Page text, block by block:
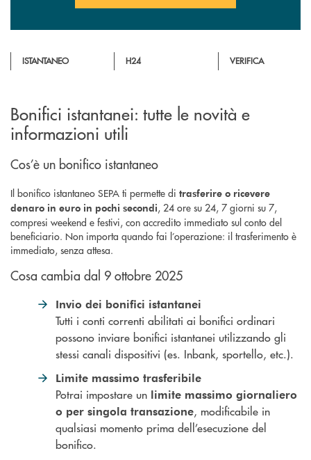
ISTANTANEO H24 VERIFICA
Bonifici istantanei: tutte le novità e
informazioni utili
Cos’è un bonifico istantaneo
Il bonifico istantaneo SEPA ti permette di trasferire o ricevere
denaro in euro in pochi secondi, 24 ore su 24, 7 giorni su 7,
compresi weekend e festivi, con accredito immediato sul conto del
beneficiario. Non importa quando fai l’operazione: il trasferimento è
immediato, senza attesa.
Cosa cambia dal 9 ottobre 2025
Invio dei bonifici istantanei
Tutti i conti correnti abilitati ai bonifici ordinari
possono inviare bonifici istantanei utilizzando gli
stessi canali dispositivi (es. Inbank, sportello, etc.).
Limite massimo trasferibile
Potrai impostare un limite massimo giornaliero
o per singola transazione, modificabile in
qualsiasi momento prima dell’esecuzione del
bonifico.